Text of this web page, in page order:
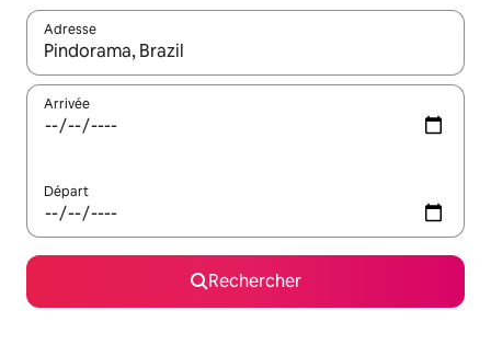
Adresse
Lorsque les résultats s'affichent, utilisez les flèches vers le
Arrivée
Départ
Rechercher